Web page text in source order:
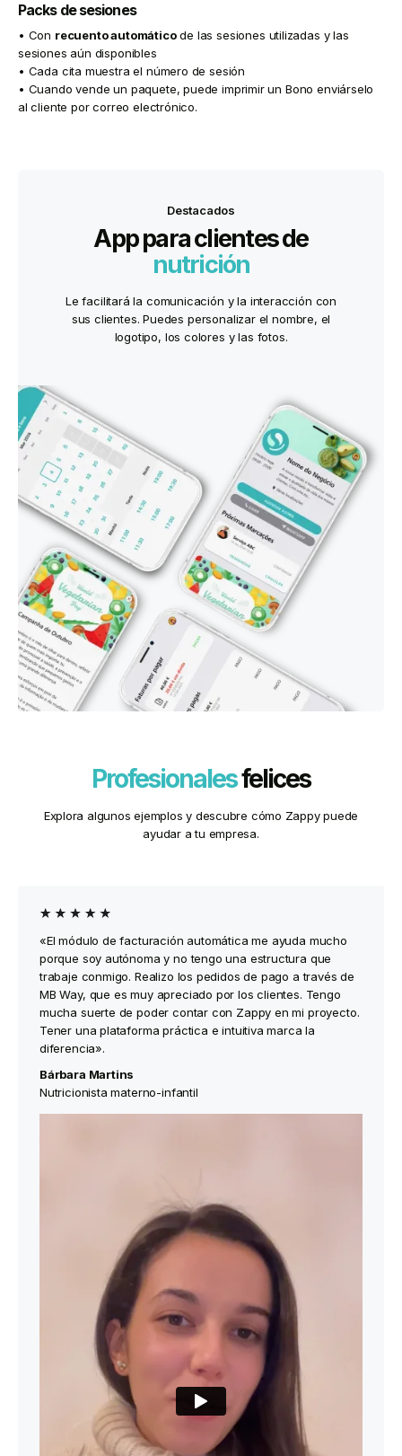
Packs de sesiones
• Con recuento automáticode las sesiones utilizadas y las
sesiones aún disponibles
• Cada cita muestra el número de sesión
• Cuando vende un paquete, puede imprimir un Bono enviárselo
al cliente por correo electrónico.
Destacados
App para clientes de
nutrición
Le facilitará la comunicación y la interacción con
sus clientes. Puedes personalizar el nombre, el
logotipo, los colores y las fotos.
Profesionalesfelices
Explora algunos ejemplos y descubre cómo Zappy puede
ayudar a tu empresa.
«El módulo de facturación automática me ayuda mucho
porque soy autónoma y no tengo una estructura que
trabaje conmigo. Realizo los pedidos de pago a través de
MB Way, que es muy apreciado por los clientes. Tengo
mucha suerte de poder contar con Zappy en mi proyecto.
Tener una plataforma práctica e intuitiva marca la
diferencia».
Bárbara Martins
Nutricionista materno-infantil